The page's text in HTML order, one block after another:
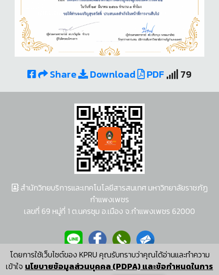
Share Download PDF 79
โดยการใช้เว็บไซต์ของ KPRU คุณรับทราบว่าคุณได้อ่านและทำความ
เข้าใจ นโยบายข้อมูลส่วนบุคคล (PDPA) และข้อกำหนดในการ
สำนักวิทยบริการและเทคโนโลยีสารสนเทศ มหาวิทยาลัยราชภัฏ
กำแพงเพชร
เลขที่ 69 หมู่ที่ 1 ต.นครชุม อ.เมือง จ.กำแพงเพชร 62000
ผู้พัฒนาระบบ อนุชา พวงผกา